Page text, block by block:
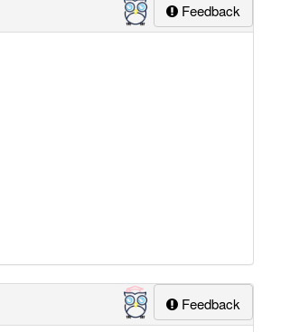
Feedback
Feedback